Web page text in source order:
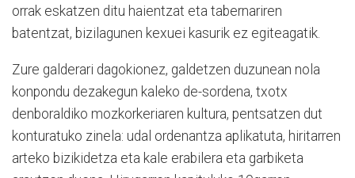
orrak eskatzen ditu haientzat eta tabernariren
batentzat, bizilagunen kexuei kasurik ez egiteagatik.
Zure galderari dagokionez, galdetzen duzunean nola
konpondu dezakegun kaleko de-sordena, txotx
denboraldiko mozkorkeriaren kultura, pen­tsatzen dut
konturatuko zinela: udal ordenantza aplikatuta, hiritarren
arteko bizikide­tza eta kale erabilera eta garbiketa